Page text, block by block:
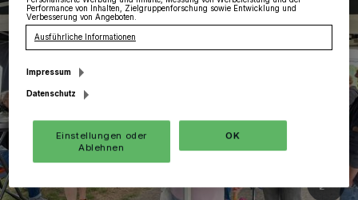
Performance von Inhalten, Zielgruppenforschung sowie Entwicklung und
Verbesserung von Angeboten.
Ausführliche Informationen
Impressum
Datenschutz
Einstellungen oder
Ablehnen
OK